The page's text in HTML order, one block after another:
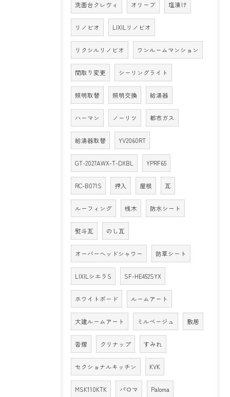
洗面台クレヴィ オリーブ 塩漬け
リノビオ LIXILリノビオ
リクシルリノビオ ワンルームマンション
間取り変更 シーリングライト
照明取替 照明交換 給湯器
ハーマン ノーリツ 都市ガス
給湯器取替 YV2060RT
GT-2027AWX-T-DXBL YPRF65
RC-B071S 押入 屋根 瓦
ルーフィング 桟木 防水シート
熨斗瓦 のし瓦
オーバーヘッドシャワー 防草シート
LIXILシエラS SF-HE452SYX
ホワイトボード ルームアート
大建ルームアート ミルベージュ 敷居
沓摺 クリナップ すみれ
セクショナルキッチン KVK
MSK110KTK パロマ Paloma